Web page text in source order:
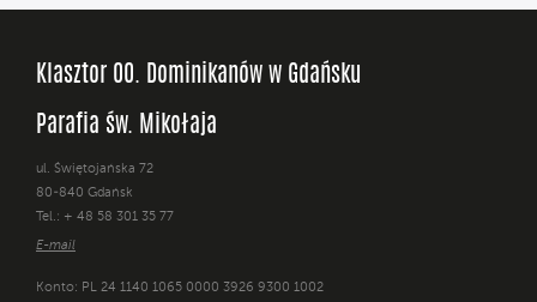
Klasztor OO. Dominikanów w Gdańsku
Parafia św. Mikołaja
ul. Świętojańska 72
80-840 Gdańsk
Tel.: + 48 58 301 35 77
E-mail
Konto: PL 24 1140 1065 0000 3926 9300 1002